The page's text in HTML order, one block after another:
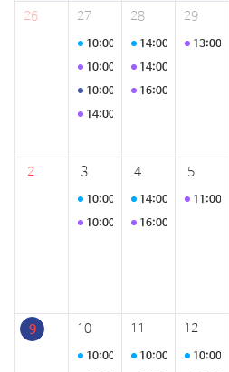
26 27 28 29
10:00
프로그램 운영
10:00
프로그램 운영
10:00
홍천군종합사회복지관
14:00
14:00
프로그램 운영
14:00
16:00
13:00
2 3 4 5
10:00
프로그램 운영
10:00
프로그램 운영
14:00
프로그램 운영
16:00
11:00
9 10 11 12
10:00
프로그램 운영
10:00
아동친화드림
10:00